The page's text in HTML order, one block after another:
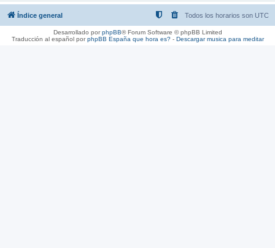
Índice general Todos los horarios son UTC
Desarrollado porphpBB® Forum Software © phpBB Limited
Traducción al español porphpBB España que hora es?- Descargar musica para meditar